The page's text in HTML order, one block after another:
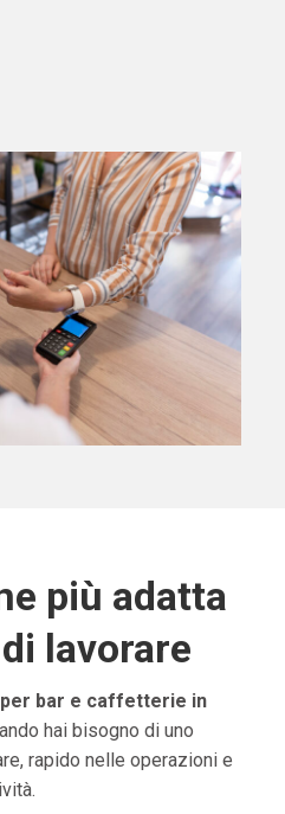
più adatta
lavorare
bar e caffetterie in
hai bisogno di uno
rapido nelle operazioni e